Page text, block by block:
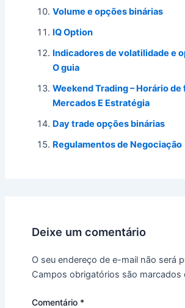
Volume e opções binárias
IQ Option
Indicadores de volatilidade e
O guia
Weekend Trading – Horário
Mercados E Estratégia
Day trade opções binárias
Regulamentos de Negociação
Deixe um comentário
O seu endereço de e-mail não será
Campos obrigatórios são marcados
Comentário *